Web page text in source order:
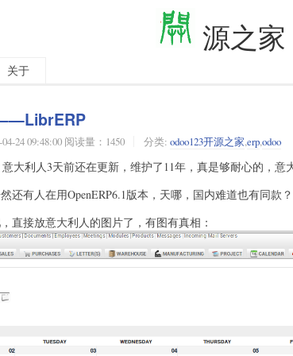
源之家
关于
04-24 09:48:00 阅读量：1450 分类:odoo123开源之家,erp,odoo
意大利人3天前还在更新，维护了11年，真是够耐心的，意
还有人在用OpenERP6.1版本，天哪，国内难道也有同款
直接放意大利人的图片了，有图有真相：